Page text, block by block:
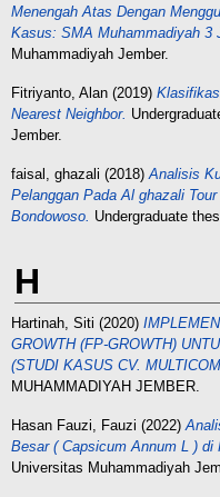
Menengah Atas Dengan
Kasus: SMA Muhammadiyah 3
Muhammadiyah Jember.
Fitriyanto, Alan (2019)
Nearest Neighbor.
Jember.
faisal, ghazali (2018)Analisis
Pelanggan Pada Al ghazali
Bondowoso. Undergraduate
H
Hartinah, Siti (2020)
GROWTH (FP-GROWTH)
(STUDI KASUS CV.
MUHAMMADIYAH JEMBER.
Hasan Fauzi, Fauzi (2022)
Besar ( Capsicum Annum L ) di
Universitas Muhammadiyah